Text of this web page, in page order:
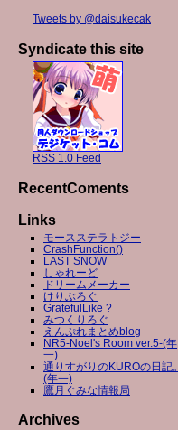
Tweets by @daisukecak
Syndicate this site
RSS 1.0 Feed
RecentComents
Links
モースステラトジー
CrashFunction()
LAST SNOW
しゃれーど
ドリームメーカー
けりぶろぐ
GratefulLike ?
みつくりろぐ
えんぷれまとめblog
NR5-Noel's Room ver.5-(年
一)
通りすがりのKUROの日記。
(年一)
鷹月ぐみな情報局
Archives